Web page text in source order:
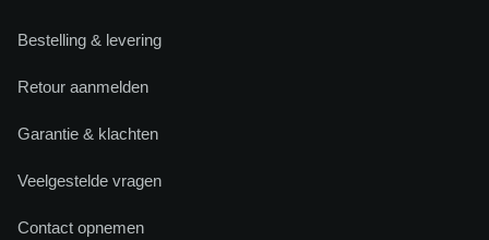
Bestelling & levering
Retour aanmelden
Garantie & klachten
Veelgestelde vragen
Contact opnemen